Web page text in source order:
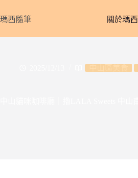
至
瑪西隨筆 關於瑪西